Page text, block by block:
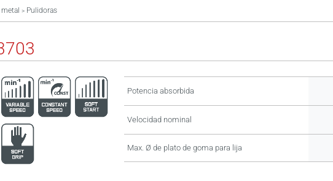
> Pulidoras
Potencia absorbida
Velocidad nominal
Max. Ø de plato de goma para lija